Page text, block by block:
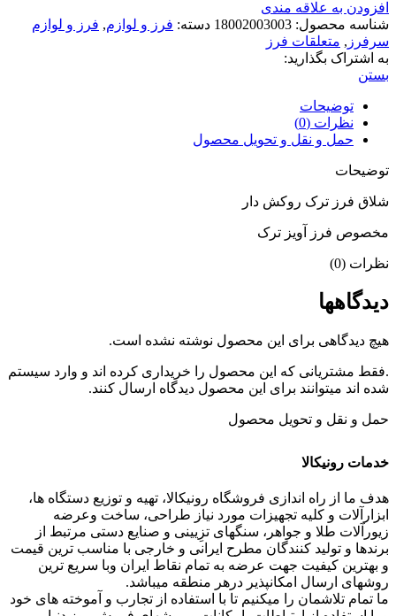
افزودن به علاقه مندی
شناسه محصول: 18002003003 دسته: فرز و لوازم, فرز و لوازم
سرفرز , متعلقات فرز
به اشتراک بگذارید:
بستن
توضیحات
نظرات (0)
حمل و نقل و تحویل محصول
توضیحات
شلاق فرز ترک روکش دار
مخصوص فرز آویز ترک
نظرات (0)
دیدگاهها
هیچ دیدگاهی برای این محصول نوشته نشده است.
.فقط مشتریانی که این محصول را خریداری کرده اند و وارد سیستم
شده اند میتوانند برای این محصول دیدگاه ارسال کنند.
حمل و نقل و تحویل محصول
خدمات رونیکالا
هدف ما از راه اندازی فروشگاه رونیکالا، تهیه و توزیع دستگاه ها،
ابزارآلات و کلیه تجهیزات مورد نیاز طراحی، ساخت وعرضه
زیورآلات طلا و جواهر، سنگهای تزِیینی و صنایع دستی مرتبط از
برندها و تولید کنندگان مطرح ایرانی و خارجی با مناسب ترین قیمت
و بهترین کیفیت جهت عرضه به تمام نقاط ایران وبا سریع ترین
روشهای ارسال امکانپذیر درهر منطقه میباشد.
ما تمام تلاشمان را میکنیم تا با استفاده از تجارب و آموخته های خود